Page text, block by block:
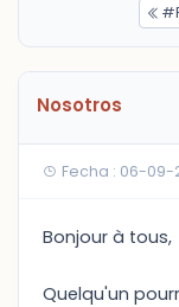
Nosotros
Fecha : 06-09-
Bonjour à tous,
Quelqu'un